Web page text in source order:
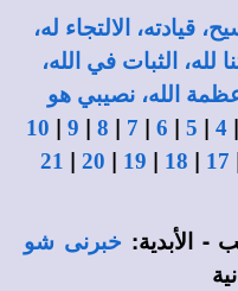
قيادته، الالتجاء له،
لله، الثبات في الله،
عظمة الله، نصيبي هو
|
4
|
5
|
6
|
7
|
8
|
9
|
10
17
|
18
|
19
|
20
|
21
- الأبدية: خبرنى شو